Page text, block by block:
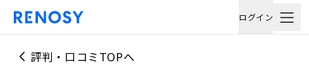
ログイン
評判・口コミTOPへ